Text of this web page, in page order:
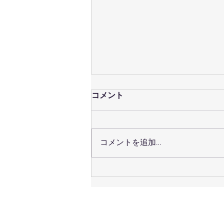
７月２５（日）定休日
コメント
コメントを追加…